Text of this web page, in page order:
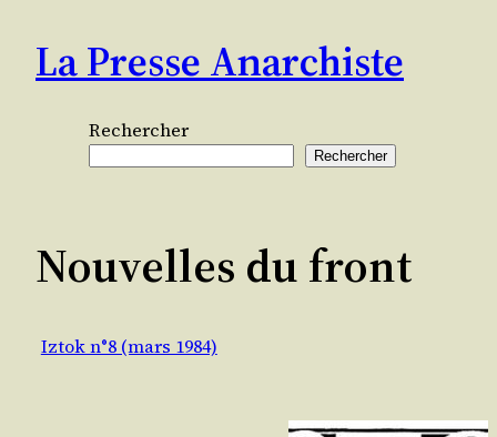
contenu
La Presse Anarchiste
Rechercher
Rechercher
Nouvelles du front
Iztok n°8 (mars 1984)